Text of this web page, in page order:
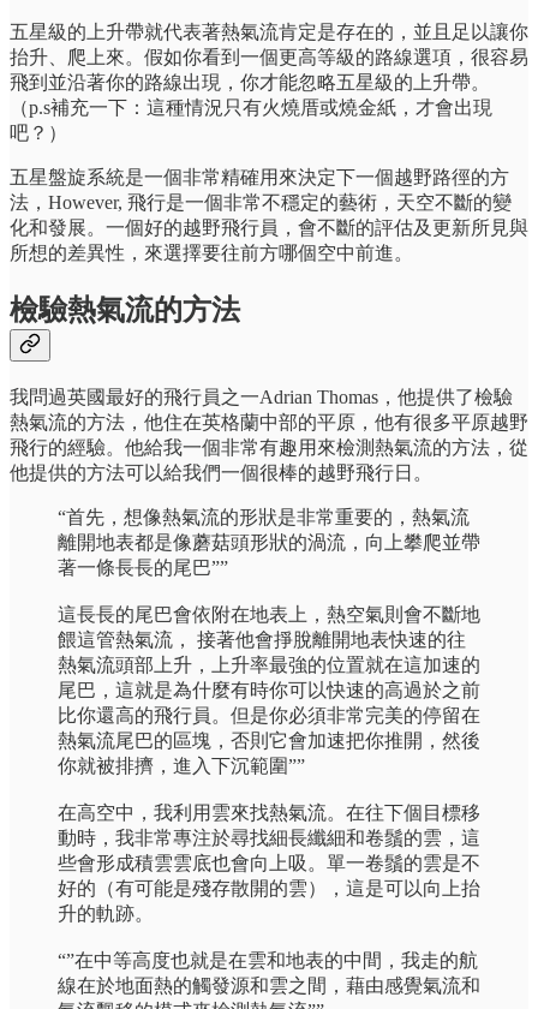
五星級的上升帶就代表著熱氣流肯定是存在的，並且足以讓你
抬升、爬上來。假如你看到一個更高等級的路線選項，很容易
飛到並沿著你的路線出現，你才能忽略五星級的上升帶。
（p.s補充一下：這種情況只有火燒厝或燒金紙，才會出現
吧？）
五星盤旋系統是一個非常精確用來決定下一個越野路徑的方
法，However, 飛行是一個非常不穩定的藝術，天空不斷的變
化和發展。一個好的越野飛行員，會不斷的評估及更新所見與
所想的差異性，來選擇要往前方哪個空中前進。
檢驗熱氣流的方法
我問過英國最好的飛行員之一Adrian Thomas，他提供了檢驗
熱氣流的方法，他住在英格蘭中部的平原，他有很多平原越野
飛行的經驗。他給我一個非常有趣用來檢測熱氣流的方法，從
他提供的方法可以給我們一個很棒的越野飛行日。
“首先，想像熱氣流的形狀是非常重要的，熱氣流
離開地表都是像蘑菇頭形狀的渦流，向上攀爬並帶
著一條長長的尾巴””
這長長的尾巴會依附在地表上，熱空氣則會不斷地
餵這管熱氣流， 接著他會掙脫離開地表快速的往
熱氣流頭部上升，上升率最強的位置就在這加速的
尾巴，這就是為什麼有時你可以快速的高過於之前
比你還高的飛行員。但是你必須非常完美的停留在
熱氣流尾巴的區塊，否則它會加速把你推開，然後
你就被排擠，進入下沉範圍””
在高空中，我利用雲來找熱氣流。在往下個目標移
動時，我非常專注於尋找細長纖細和卷鬚的雲，這
些會形成積雲雲底也會向上吸。單一卷鬚的雲是不
好的（有可能是殘存散開的雲），這是可以向上抬
升的軌跡。
“”在中等高度也就是在雲和地表的中間，我走的航
線在於地面熱的觸發源和雲之間，藉由感覺氣流和